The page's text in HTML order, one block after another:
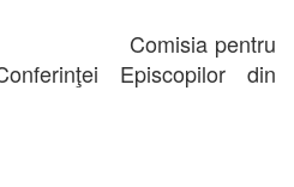
pentru
Episcopilor din